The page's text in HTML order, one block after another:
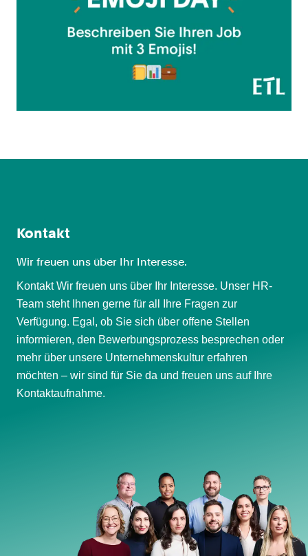
Kontakt
Wir freuen uns über Ihr Interesse.
Kontakt Wir freuen uns über Ihr Interesse. Unser HR-
Team steht Ihnen gerne für all Ihre Fragen zur
Verfügung. Egal, ob Sie sich über offene Stellen
informieren, den Bewerbungsprozess besprechen oder
mehr über unsere Unternehmenskultur erfahren
möchten – wir sind für Sie da und freuen uns auf Ihre
Kontaktaufnahme.